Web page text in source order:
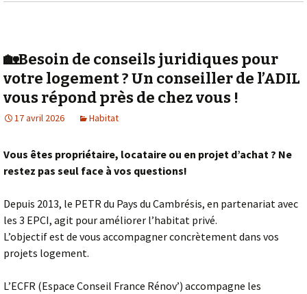
🏡Besoin de conseils juridiques pour
votre logement ? Un conseiller de l’ADIL
vous répond près de chez vous !
17 avril 2026 Habitat
Vous êtes propriétaire, locataire ou en projet d’achat ? Ne
restez pas seul face à vos questions!
Depuis 2013, le PETR du Pays du Cambrésis, en partenariat avec
les 3 EPCI, agit pour améliorer l’habitat privé.
L’objectif est de vous accompagner concrètement dans vos
projets logement.
L’ECFR (Espace Conseil France Rénov’) accompagne les